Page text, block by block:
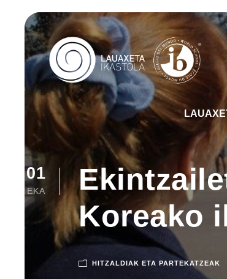
01
EKA
Koreako
HITZALDIAK ETA PARTEKATZEAK